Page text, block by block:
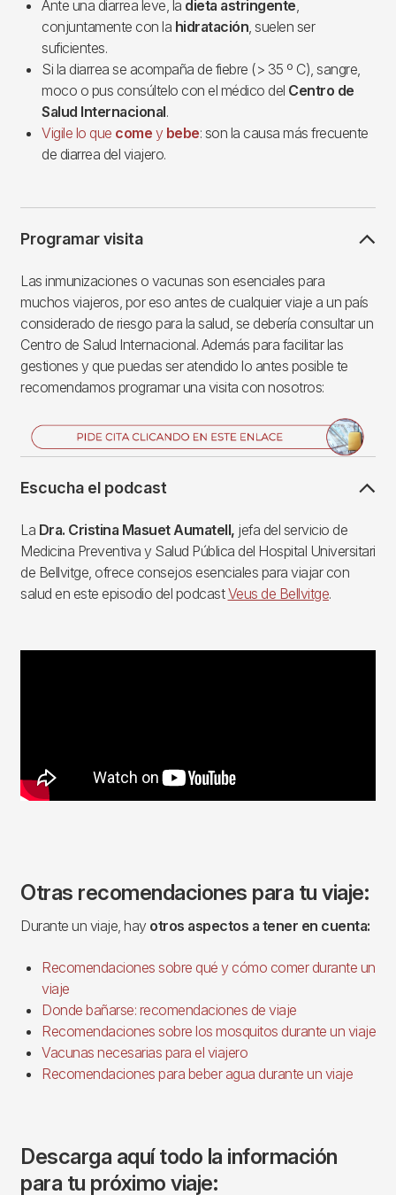
Ante una diarrea leve, la dieta astringente
conjuntamente con la hidratación , suelen ser
suficientes.
Si la diarrea se acompaña de fiebre (> 35 º C), sangre,
moco o pus consúltelo con el médico del Centro de
Salud Internacional.
Vigile lo que come y bebe: son la causa más frecuente
de diarrea del viajero.
Programar visita
Las inmunizaciones o vacunas son esenciales para
muchos viajeros, por eso antes de cualquier viaje a un país
considerado de riesgo para la salud, se debería consultar un
Centro de Salud Internacional. Además para facilitar las
gestiones y que puedas ser atendido lo antes posible te
recomendamos programar una visita con nosotros:
Imagen
Escucha el podcast
La Dra. Cristina Masuet Aumatell, jefa del servicio de
Medicina Preventiva y Salud Pública del Hospital Universitari
de Bellvitge, ofrece consejos esenciales para viajar con
salud en este episodio del podcastVeus de Bellvitge.
Otras recomendaciones para tu viaje:
Durante un viaje, hay otros aspectos a tener en cuenta:
Recomendaciones sobre qué y cómo comer durante un
viaje
Donde bañarse: recomendaciones de viaje
Recomendaciones sobre los mosquitos durante un viaje
Vacunas necesarias para el viajero
Recomendaciones para beber agua durante un viaje
Descarga aquí todo la información
para tu próximo viaje: